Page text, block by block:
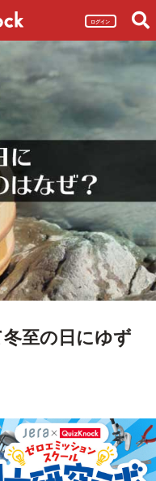
ログイン
冬至の日にゆず